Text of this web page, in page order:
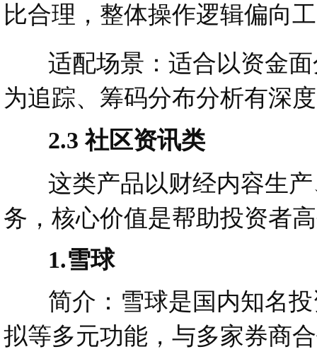
比合理，整体操作逻辑偏向
适配场景：适合以资金面
为追踪、筹码分布分析有深
2.3 社区资讯类
这类产品以财经内容生产
务，核心价值是帮助投资者
1.雪球
简介：雪球是国内知名投
拟等多元功能，与多家券商